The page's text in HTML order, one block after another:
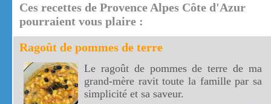
Ces recettes de Provence Alpes Côte d'Azur
pourraient vous plaire :
Ragoût de pommes de terre
Le ragoût de pommes de terre de ma
grand-mère ravit toute la famille par sa
simplicité et sa saveur.